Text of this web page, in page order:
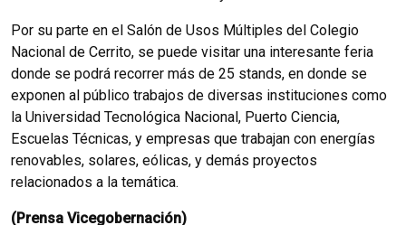
Por su parte en el Salón de Usos Múltiples del Colegio
Nacional de Cerrito, se puede visitar una interesante feria
donde se podrá recorrer más de 25 stands, en donde se
exponen al público trabajos de diversas instituciones como
la Universidad Tecnológica Nacional, Puerto Ciencia,
Escuelas Técnicas, y empresas que trabajan con energías
renovables, solares, eólicas, y demás proyectos
relacionados a la temática.
(Prensa Vicegobernación)